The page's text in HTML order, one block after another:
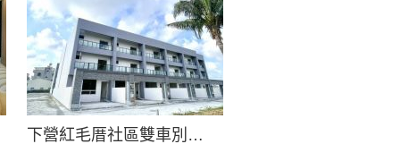
下營紅毛厝社區雙車別墅_B19